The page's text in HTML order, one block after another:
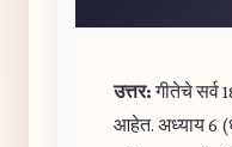
उत्तर:गीतेचे सर्व
आहेत. अध्याय 6